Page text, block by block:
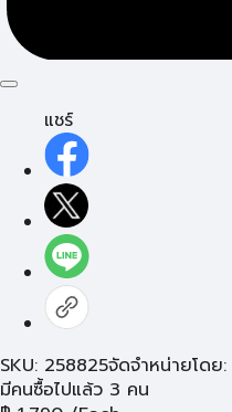
แชร์
SKU: 258825จัดจำหน่ายโดย:
มีคนซื้อไปแล้ว 3 คน